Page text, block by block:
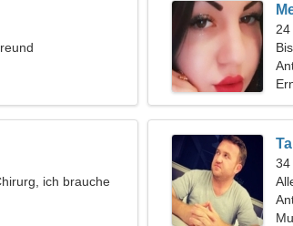
ich brauche
34